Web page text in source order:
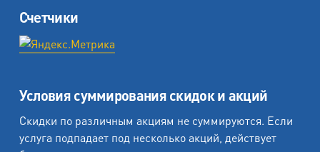
Счетчики
Условия суммирования скидок и акций
Скидки по различным акциям не суммируются. Если
услуга подпадает под несколько акций, действует